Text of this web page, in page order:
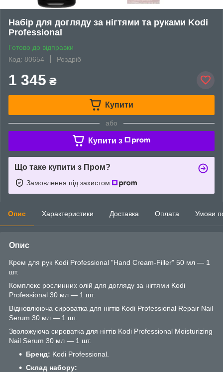
Набір для догляду за нігтями та руками Kodi
Professional
Готово до відправки
Код: 80654
Роздріб
1 345 ₴
Купити
або
Купити з
Що таке купити з Пром?
Замовлення під захистом
Опис Характеристики Доставка Оплата Умови
Опис
Крем для рук Kodi Professional "Hand Cream-Filler" 50 мл — 1
шт.
Комплекс рослинних олій для догляду за нігтями Kodi
Professional 30 мл — 1 шт.
Відновлююча сироватка для нігтів Kodi Professional Repair Nail
Serum 30 мл — 1 шт.
Зволожуюча сироватка для нігтів Kodi Professional Moisturizing
Nail Serum 30 мл — 1 шт.
Бренд: Kodi Professional.
Склад набору: